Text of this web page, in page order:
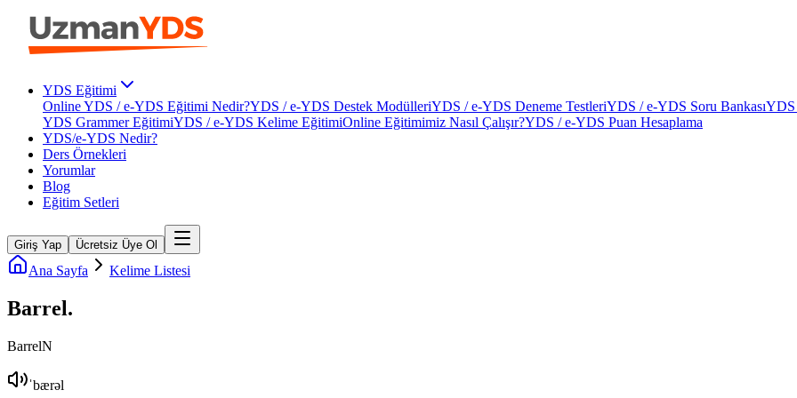
YDS Eğitimi
Online YDS / e-YDS Eğitimi Nedir?YDS / e-YDS Destek ModülleriYDS / e-YDS Deneme TestleriYDS / e-YDS Soru BankasıYDS
YDS Grammer EğitimiYDS / e-YDS Kelime EğitimiOnline Eğitimimiz Nasıl Çalışır?YDS / e-YDS Puan Hesaplama
YDS/e-YDS Nedir?
Ders Örnekleri
Yorumlar
Blog
Eğitim Setleri
Giriş Yap Ücretsiz Üye Ol
Ana Sayfa Kelime Listesi
Barrel.
BarrelN
ˈbærəl